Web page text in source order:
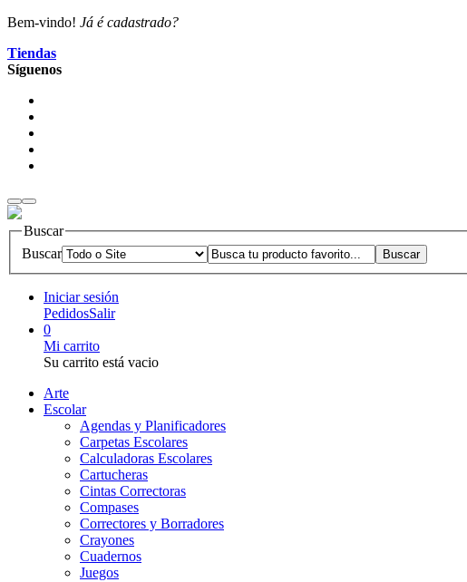
Bem-vindo! Já é cadastrado?
Tiendas
Síguenos
Buscar
Buscar
Iniciar sesión
PedidosSalir
0
Mi carrito
Su carrito está vacio
Arte
Escolar
Agendas y Planificadores
Carpetas Escolares
Calculadoras Escolares
Cartucheras
Cintas Correctoras
Compases
Correctores y Borradores
Crayones
Cuadernos
Juegos